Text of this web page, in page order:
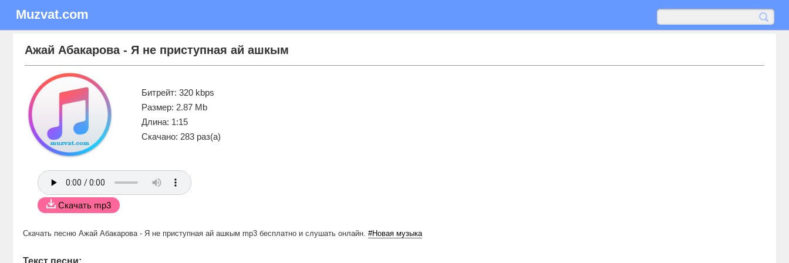
Muzvat.com
Ажай Абакарова - Я не приступная ай ашкым
Битрейт: 320 kbps
Размер: 2.87 Mb
Длина: 1:15
Скачано: 283 раз(а)
Скачать mp3
Скачать песню Ажай Абакарова - Я не приступная ай ашкым mp3 бесплатно и слушать онлайн. #Новая музыка
Текст песни: